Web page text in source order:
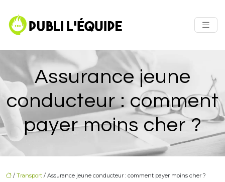
Assurance jeune
conducteur : comment
payer moins cher ?
/ Transport / Assurance jeune conducteur : comment payer moins cher ?